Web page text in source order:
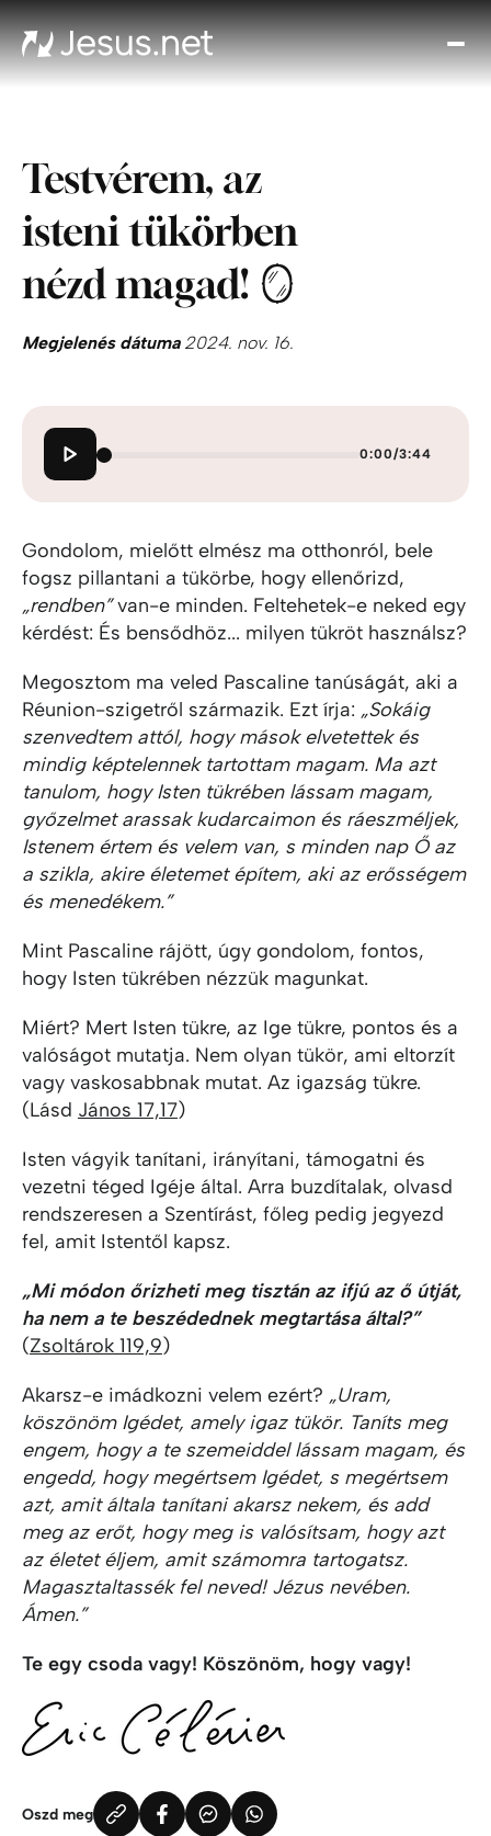
fel
Testvérem, az
isteni tükörben
nézd magad! 🪞
Megjelenés dátuma2024. nov. 16.
0:00/3:44
Gondolom, mielőtt elmész ma otthonról, bele
fogsz pillantani a tükörbe, hogy ellenőrizd,
„rendben”van-e minden. Feltehetek-e neked egy
kérdést: És bensődhöz... milyen tükröt használsz?
Megosztom ma veled Pascaline tanúságát, aki a
Réunion-szigetről származik. Ezt írja: „Sokáig
szenvedtem attól, hogy mások elvetettek és
mindig képtelennek tartottam magam. Ma azt
tanulom, hogy Isten tükrében lássam magam,
győzelmet arassak kudarcaimon és ráeszméljek,
Istenem értem és velem van, s minden nap Ő az
a szikla, akire életemet építem, aki az erősségem
és menedékem.”
Mint Pascaline rájött, úgy gondolom, fontos,
hogy Isten tükrében nézzük magunkat.
Miért? Mert Isten tükre, az Ige tükre, pontos és a
valóságot mutatja. Nem olyan tükör, ami eltorzít
vagy vaskosabbnak mutat. Az igazság tükre.
(Lásd János 17,17)
Isten vágyik tanítani, irányítani, támogatni és
vezetni téged Igéje által. Arra buzdítalak, olvasd
rendszeresen a Szentírást, főleg pedig jegyezd
fel, amit Istentől kapsz.
„Mi módon őrizheti meg tisztán az ifjú az ő útját,
ha nem a te beszédednek megtartása által?”
(Zsoltárok 119,9)
Akarsz-e imádkozni velem ezért? „Uram,
köszönöm Igédet, amely igaz tükör. Taníts meg
engem, hogy a te szemeiddel lássam magam, és
engedd, hogy megértsem Igédet, s megértsem
azt, amit általa tanítani akarsz nekem, és add
meg az erőt, hogy meg is valósítsam, hogy azt
az életet éljem, amit számomra tartogatsz.
Magasztaltassék fel neved! Jézus nevében.
Ámen.”
Te egy csoda vagy! Köszönöm, hogy vagy!
Oszd meg